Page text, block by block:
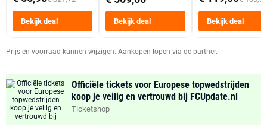
Bekijk deal Bekijk deal
Tot 6 Personen
Heteluchtfriteuse
Zwart
Bekijk deal
Prijs en voorraad kunnen wijzigen. Aankopen lopen via de partner.
Officiële tickets voor Europese topwedstrijden
koop je veilig en vertrouwd bij FCUpdate.nl
Ticketshop